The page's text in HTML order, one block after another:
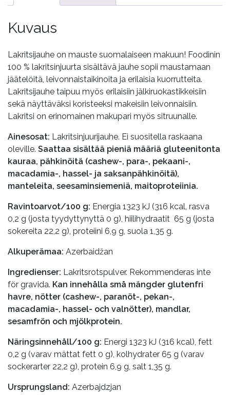
Kuvaus
Lakritsijauhe on mauste suomalaiseen makuun! Foodinin
100 % lakritsinjuurta sisältävä jauhe sopii maustamaan
jäätelöitä, leivonnaistaikinoita ja erilaisia kuorrutteita.
Lakritsijauhe taipuu myös erilaisiin jälkiruokastikkeisiin
sekä näyttäväksi koristeeksi makeisiin leivonnaisiin.
Lakritsi on erinomainen makupari myös sitruunalle.
Ainesosat: Lakritsinjuurijauhe. Ei suositella raskaana
oleville. Saattaa sisältää pieniä määriä gluteenitonta
kauraa, pähkinöitä (cashew-, para-, pekaani-,
macadamia-, hassel- ja saksanpähkinöitä),
manteleita, seesaminsiemeniä, maitoproteiinia.
Ravintoarvot/100 g: Energia 1323 kJ (316 kcal, rasva
0,2 g (josta tyydyttynyttä 0 g), hiilihydraatit 65 g (josta
sokereita 22,2 g), proteiini 6,9 g, suola 1,35 g.
Alkuperämaa: Azerbaidžan
Ingredienser: Lakritsrotspulver. Rekommenderas inte
för gravida. Kan innehålla små mängder glutenfri
havre, nötter (cashew-, paranöt-, pekan-,
macadamia-, hassel- och valnötter), mandlar,
sesamfrön och mjölkprotein.
Näringsinnehåll/100 g: Energi 1323 kJ (316 kcal), fett
0,2 g (varav mättat fett 0 g), kolhydrater 65 g (varav
sockerarter 22,2 g), protein 6,9 g, salt 1,35 g.
Ursprungsland: Azerbajdzjan